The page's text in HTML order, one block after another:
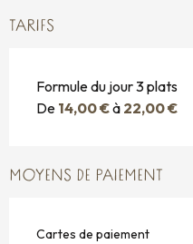
TARIFS
Formule du jour 3 plats
De 14,00 €à 22,00 €
MOYENS DE PAIEMENT
Cartes de paiement